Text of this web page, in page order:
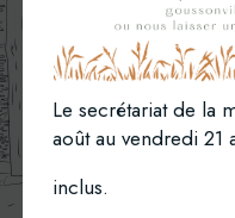
Le secrétariat de la
août au vendredi 21
inclus.